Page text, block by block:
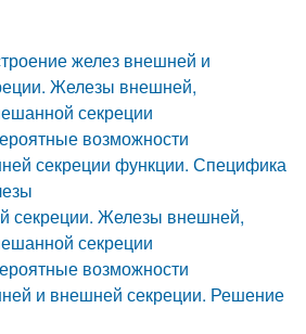
желез внешней и
Железы внешней,
секреции
возможности
секреции функции. Специфика
секреции. Железы внешней,
секреции
возможности
и внешней секреции. Решение